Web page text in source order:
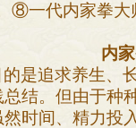
⑧一代内家拳
内
是追求养生、
结。但由于种
时间、精力投